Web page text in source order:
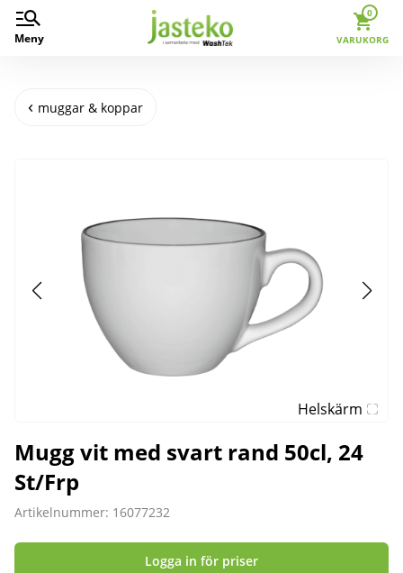
Meny
0
VARUKORG
muggar & koppar
Helskärm
Mugg vit med svart rand 50cl, 24
St/Frp
Artikelnummer: 16077232
Logga in för priser